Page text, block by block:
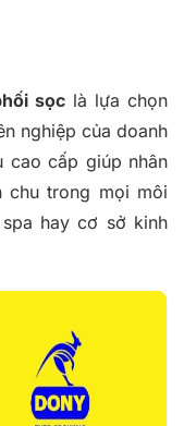
sọc là lựa chọn
nghiệp của doanh
cao cấp giúp nhân
chu trong mọi môi
hay cơ sở kinh